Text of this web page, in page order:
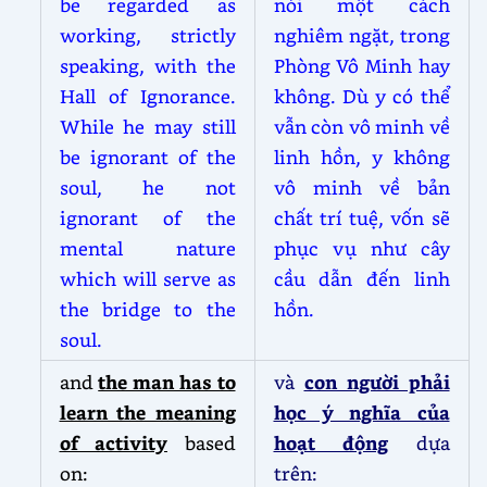
working, strictly
speaking, with the
Hall of Ignorance.
While he may still
be ignorant of the
soul, he not
ignorant of the
mental nature
which will serve as
the bridge to the
soul.
nghiêm ngặt, trong
Phòng Vô Minh hay
không. Dù y có thể
vẫn còn vô minh về
linh hồn, y không
vô minh về bản
chất trí tuệ, vốn sẽ
phục vụ như cây
cầu dẫn đến linh
hồn.
andthe man has to
learn the meaning
of activity based
on:
và con người phải
học ý nghĩa của
hoạt động dựa
trên: